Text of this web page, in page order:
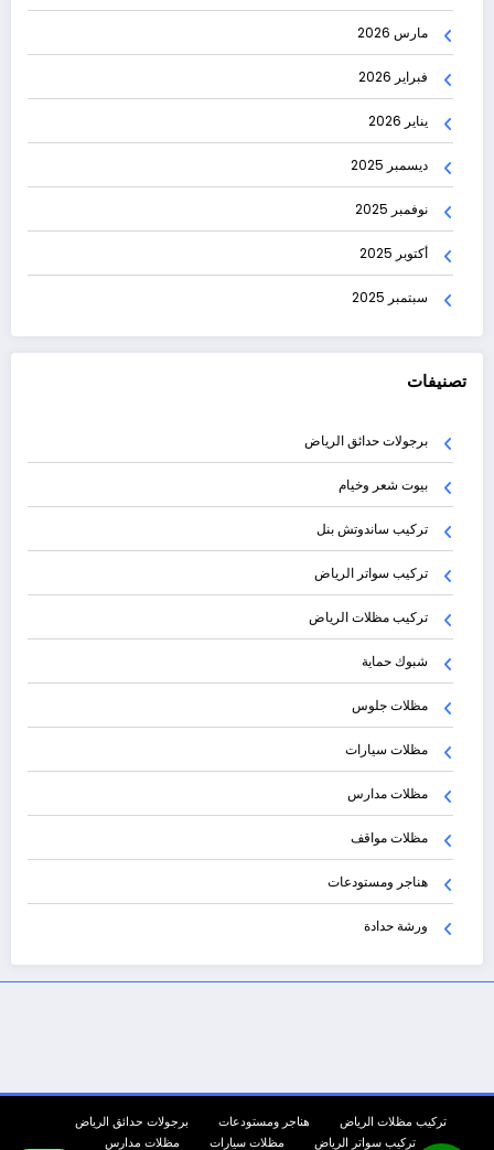
مارس 2026
فبراير 2026
يناير 2026
ديسمبر 2025
نوفمبر 2025
أكتوبر 2025
سبتمبر 2025
تصنيفات
برجولات حدائق الرياض
بيوت شعر وخيام
تركيب ساندوتش بنل
تركيب سواتر الرياض
تركيب مظلات الرياض
شبوك حماية
مظلات جلوس
مظلات سيارات
مظلات مدارس
مظلات مواقف
هناجر ومستودعات
ورشة حدادة
تركيب مظلات الرياض هناجر ومستودعات
برجولات حدائق الرياض
تركيب سواتر الرياض
مظلات سيارات مظلات مدارس